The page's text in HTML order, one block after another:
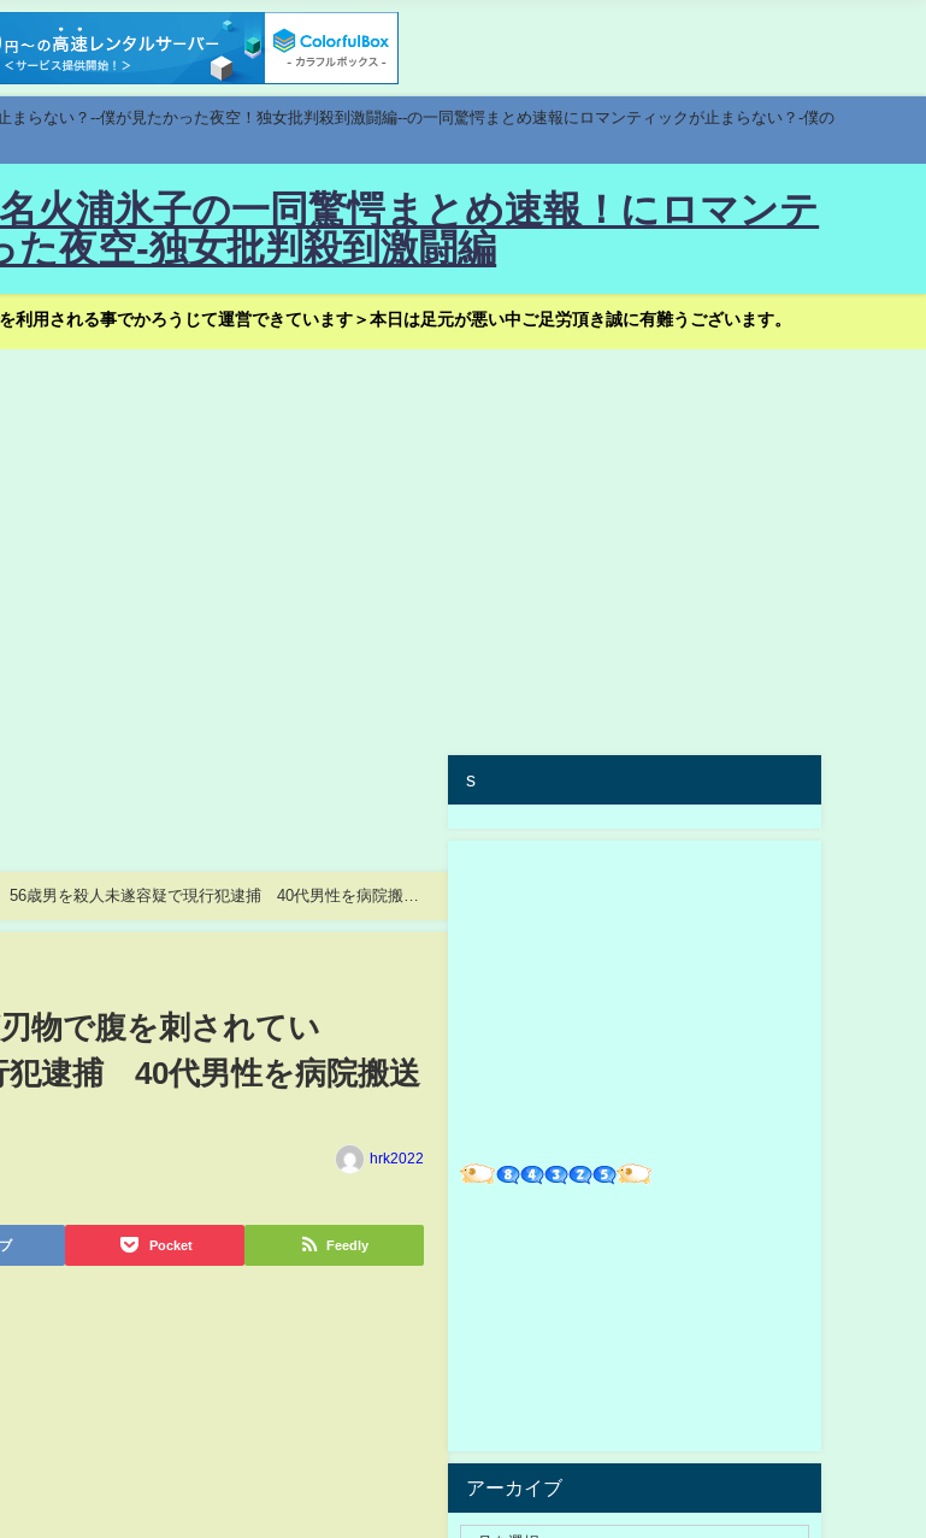
らない？--僕が見たかった夜空！独女批判殺到激闘編--の一同驚愕まとめ速報にロマンティックが止まらない？-僕の
火浦氷子の一同驚愕まとめ速報！にロマンテ
夜空-独女批判殺到激闘編
用される事でかろうじて運営できています＞本日は足元が悪い中ご足労頂き誠に有難うございます。
歳男を殺人未遂容疑で現行犯逮捕 40代男性を病院搬送
物で腹を刺されてい
犯逮捕 40代男性を病院搬送
hrk2022
Pocket Feedly
s
アーカイブ